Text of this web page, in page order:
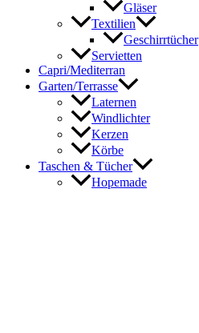
Gläser
Textilien
Geschirrtücher
Servietten
Capri/Mediterran
Garten/Terrasse
Laternen
Windlichter
Kerzen
Körbe
Taschen & Tücher
Hopemade